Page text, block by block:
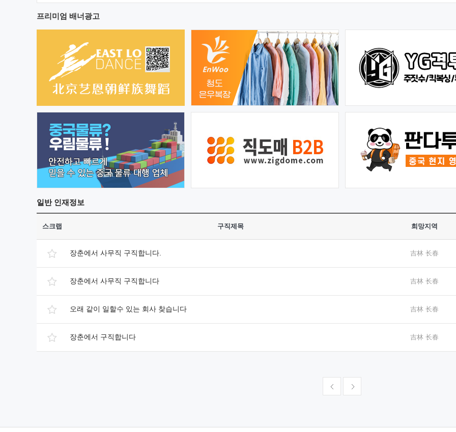
프리미엄 배너광고
일반인재정보
스크랩 구직제목 희망지역
장춘에서 사무직 구직합니다. 吉林 长春
장춘에서 사무직 구직합니다 吉林 长春
오래 같이 일할수 있는 회사 찾습니다 吉林 长春
장춘에서 구직합니다 吉林 长春